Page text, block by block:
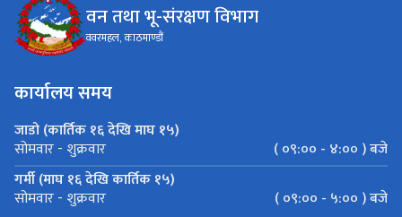
वन तथा भू-संरक्षण विभाग
ववरमहल, काठमाण्डौं
कार्यालय समय
जाडो (कार्तिक १६ देखि माघ १५)
सोमवार - शुक्रवार
( ०९:०० - ४:०० ) बजे
गर्मी (माघ १६ देखि कार्तिक १५)
सोमवार - शुक्रवार ( ०९:०० - ५:०० ) बजे